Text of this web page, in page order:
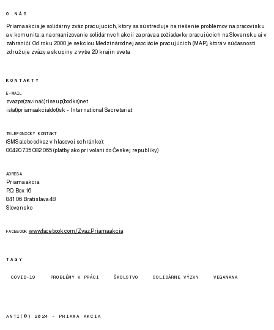
O NÁS
Priama akcia je solidárny zväz pracujúcich, ktorý sa sústreďuje na riešenie problémov na pracovisku
a v komunite, a na organizovanie solidárnych akcií za práva a požiadavky pracujúcich na Slovensku aj v
zahraničí. Od roku 2000 je sekciou Medzinárodnej asociácie pracujúcich (MAP), ktorá v súčasnosti
združuje zväzy a skupiny z vyše 20 krajín sveta.
KONTAKTY
E-MAIL
zvazpa(zavináč)riseup(bodka)net
is(at)priamaakcia(dot)sk - International Secretariat
TELEFONICKÝ KONTAKT
(SMS alebo odkaz v hlasovej schránke):
00420 735 082 065 (platby ako pri volaní do Českej republiky)
ADRESA
Priama akcia
P.O. Box 16
841 06 Bratislava 48
Slovensko
FACEBOOK www.facebook.com/Zvaz.Priama.akcia
TAGY
COVID-19 PROBLÉMY V PRÁCI ŠKOLSTVO SOLIDÁRNE VÝZVY VEGANANA
ANTI(©) 2024 - PRIAMA AKCIA